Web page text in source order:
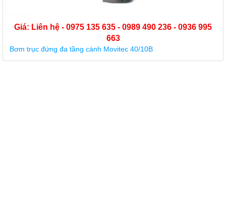
Giá: Liên hệ - 0975 135 635 - 0989 490 236 - 0936 995
663
Bơm trục đứng đa tầng cánh Movitec 40/10B